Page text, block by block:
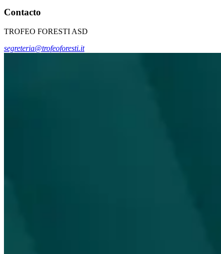
Contacto
TROFEO FORESTI ASD
segreteria@trofeoforesti.it